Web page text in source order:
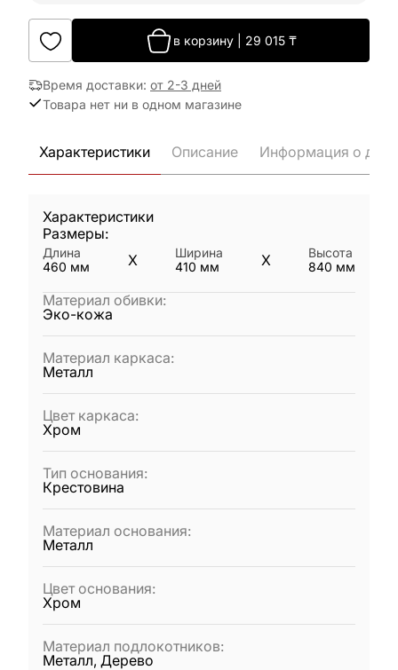
в корзину 29 015 ₸
Время доставки: от 2-3 дней
Товара нет ни в одном магазине
Характеристики Описание Информация о
Характеристики
Размеры:
Длина
460 мм X
Ширина
410 мм X
Высота
840 мм
Материал обивки:
Эко-кожа
Материал каркаса:
Металл
Цвет каркаса:
Хром
Тип основания:
Крестовина
Материал основания:
Металл
Цвет основания:
Хром
Материал подлокотников:
Металл, Дерево